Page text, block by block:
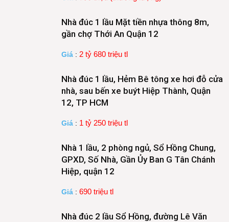
Nhà đúc 1 lầu Mặt tiền nhựa thông 8m,
gần chợ Thới An Quận 12
Giá : 2 tỷ 680 triệu tl
Nhà đúc 1 lầu, Hẻm Bê tông xe hơi đỗ cửa
nhà, sau bến xe buýt Hiệp Thành, Quận
12, TP HCM
Giá : 1 tỷ 250 triệu tl
Nhà 1 lầu, 2 phòng ngủ, Sổ Hồng Chung,
GPXD, Số Nhà, Gần Ủy Ban G Tân Chánh
Hiệp, quận 12
Giá : 690 triệu tl
Nhà đúc 2 lầu Sổ Hồng, đường Lê Văn